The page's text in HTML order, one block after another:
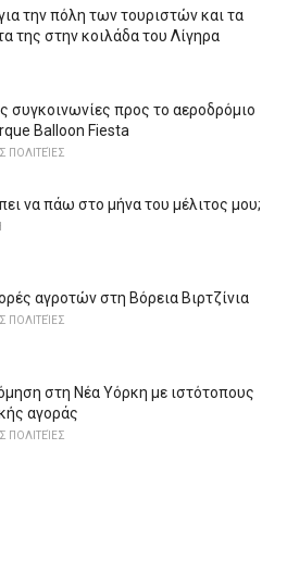
την πόλη των τουριστών και τα
της στην κοιλάδα του Λίγηρα
συγκοινωνίες προς το αεροδρόμιο
Balloon Fiesta
να πάω στο μήνα του μέλιτος μου;
αγροτών στη Βόρεια Βιρτζίνια
στη Νέα Υόρκη με ιστότοπους
αγοράς